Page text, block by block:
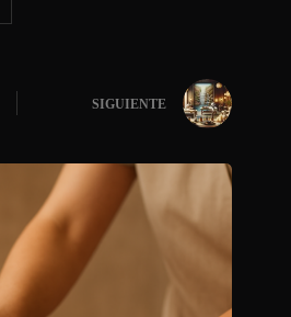
SIGUIENTE